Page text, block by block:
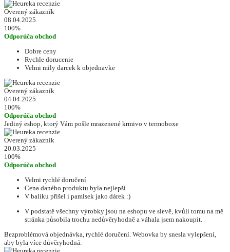
Overený zákazník
08.04.2025
100%
Odporúča obchod
Dobre ceny
Rychle dorucenie
Velmi mily darcek k objednavke
Overený zákazník
04.04.2025
100%
Odporúča obchod
Jediný eshop, ktorý Vám pošle mrazenené krmivo v termoboxe
Overený zákazník
20.03.2025
100%
Odporúča obchod
Velmi rychlé doručení
Cena daného produktu byla nejlepší
V balíku přišel i pamlsek jako dárek :)
V podstatě všechny výrobky jsou na eshopu ve slevě, kvůli tomu na mě
stránka působila trochu nedůvěryhodně a váhala jsem nakoupit.
Bezproblémová objednávka, rychlé doručení. Webovka by snesla vylepšení,
aby byla více důvěryhodná.